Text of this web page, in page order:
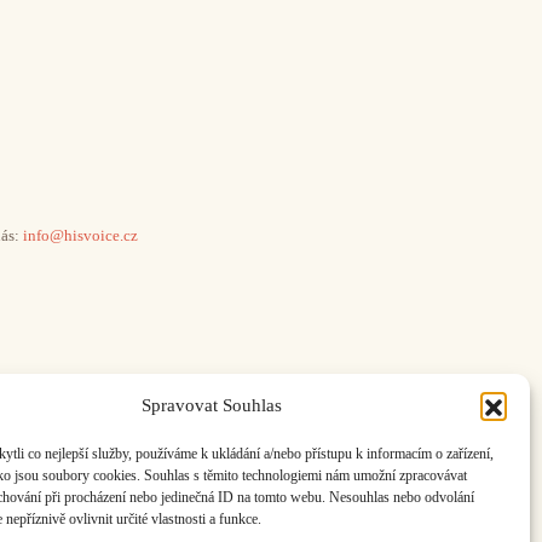
Spravovat Souhlas
co nejlepší služby, používáme k ukládání a/nebo přístupu k informacím o zařízení,
jsou soubory cookies. Souhlas s těmito technologiemi nám umožní zpracovávat
při procházení nebo jedinečná ID na tomto webu. Nesouhlas nebo odvolání
nepříznivě ovlivnit určité vlastnosti a funkce.
info@hisvoice.cz